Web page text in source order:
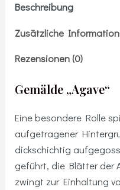
Beschreibung
Zusätzliche
Rezensionen (0)
Gemälde „Agave“
Eine besondere Rolle
aufgetragener
dickschichtig
geführt, die Blätter der
zwingt zur Einhaltung